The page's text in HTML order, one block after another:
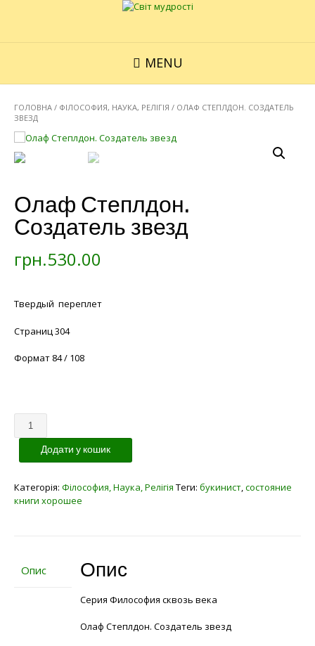
MENU
ГОЛОВНА / ФІЛОСОФИЯ, НАУКА, РЕЛІГІЯ / ОЛАФ СТЕПЛДОН. СОЗДАТЕЛЬ
ЗВЕЗД
Олаф Степлдон.
Создатель звезд
грн.530.00
Твердый переплет
Страниц 304
Формат 84 / 108
Кількість
Додати у кошик
Категорія: Філософия, Наука, Релігія Теги: букинист состояние
книги хорошее
Опис Опис
Серия Философия сквозь века
Олаф Степлдон. Создатель звезд